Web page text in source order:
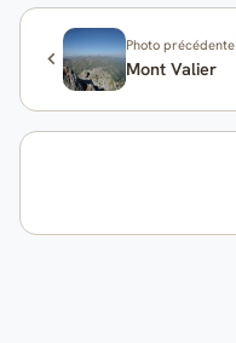
Photo précédente
Mont Valier